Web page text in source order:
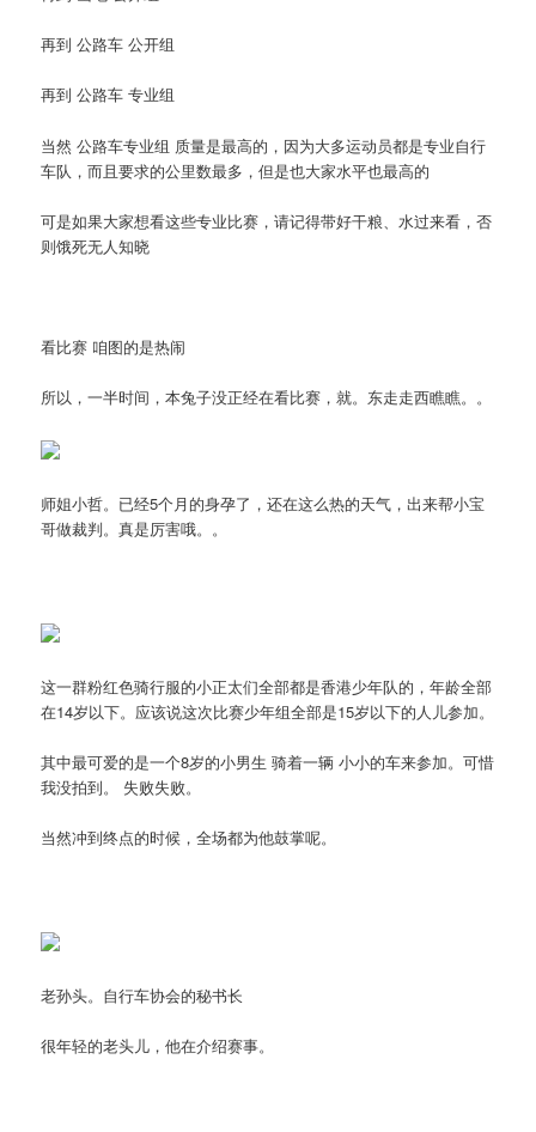
再到 公路车 公开组
再到 公路车 专业组
当然 公路车专业组 质量是最高的，因为大多运动员都是专业自行
车队，而且要求的公里数最多，但是也大家水平也最高的
可是如果大家想看这些专业比赛，请记得带好干粮、水过来看，否
则饿死无人知晓
看比赛 咱图的是热闹
所以，一半时间，本兔子没正经在看比赛，就。东走走西瞧瞧。。
师姐小哲。已经5个月的身孕了，还在这么热的天气，出来帮小宝
哥做裁判。真是厉害哦。。
这一群粉红色骑行服的小正太们全部都是香港少年队的，年龄全部
在14岁以下。应该说这次比赛少年组全部是15岁以下的人儿参加。
其中最可爱的是一个8岁的小男生 骑着一辆 小小的车来参加。可惜
我没拍到。 失败失败。
当然冲到终点的时候，全场都为他鼓掌呢。
老孙头。自行车协会的秘书长
很年轻的老头儿，他在介绍赛事。